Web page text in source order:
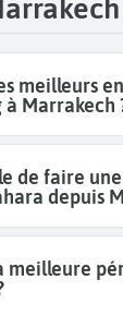
meilleurs
à Marrakech
de faire
depuis
meilleure